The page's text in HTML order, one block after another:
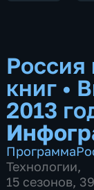
Россия
книг •
2013
Программа
Технологии,
15 сезонов,